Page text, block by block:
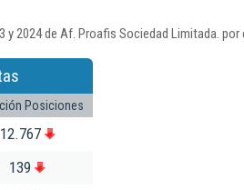
2024 de Af. Proafis Sociedad Limitada.
Posiciones
12.767
139